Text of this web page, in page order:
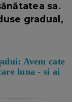
sa.
gradual,
Avem cate
luna - si ai